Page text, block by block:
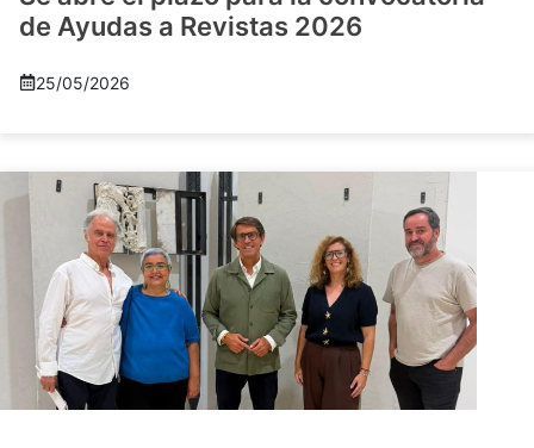
de Ayudas a Revistas 2026
25/05/2026